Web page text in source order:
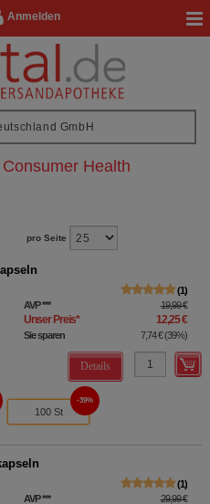
Anmelden
Health
pro Seite
1
AVP*** 19,99 €
Unser Preis* 12,25 €
Sie sparen 7,74 €(39%)
Details
100 St
39%
1
AVP*** 29,99 €